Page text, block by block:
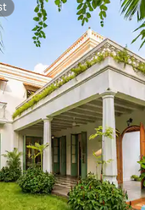
bedømmelse, 8 omtaler